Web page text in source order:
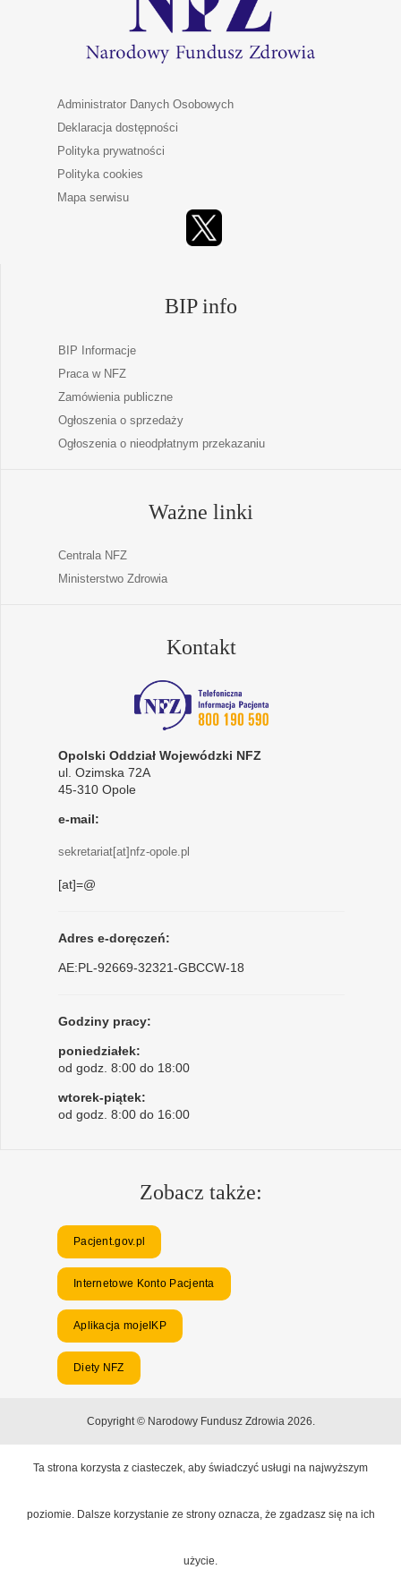
Administrator Danych Osobowych
Deklaracja dostępności
Polityka prywatności
Polityka cookies
Mapa serwisu
BIP info
BIP Informacje
Praca w NFZ
Zamówienia publiczne
Ogłoszenia o sprzedaży
Ogłoszenia o nieodpłatnym przekazaniu
Ważne linki
Centrala NFZ
Ministerstwo Zdrowia
Kontakt
Opolski Oddział Wojewódzki NFZ
ul. Ozimska 72A
45-310 Opole
e-mail:
sekretariat[at]nfz-opole.pl
[at]=@
Adres e-doręczeń:
AE:PL-92669-32321-GBCCW-18
Godziny pracy:
poniedziałek:
od godz. 8:00 do 18:00
wtorek-piątek:
od godz. 8:00 do 16:00
Zobacz także:
Pacjent.gov.pl
Internetowe Konto Pacjenta
Aplikacja mojeIKP
Diety NFZ
Copyright © Narodowy Fundusz Zdrowia 2026.
Ta strona korzysta z ciasteczek, aby świadczyć usługi na najwyższym
poziomie. Dalsze korzystanie ze strony oznacza, że zgadzasz się na ich
użycie.